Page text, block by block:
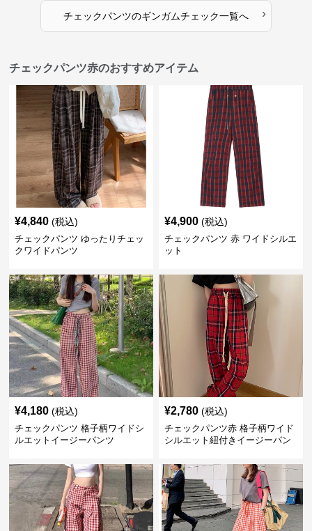
チェックパンツのギンガムチェック一覧へ ›
チェックパンツ赤のおすすめアイテム
¥4,840 (税込)
チェックパンツ ゆったりチェッ
クワイドパンツ
¥4,900 (税込)
チェックパンツ 赤 ワイドシルエ
ット
¥4,180 (税込)
チェックパンツ 格子柄ワイドシ
ルエットイージーパンツ
¥2,780 (税込)
チェックパンツ赤 格子柄ワイド
シルエット紐付きイージーパン